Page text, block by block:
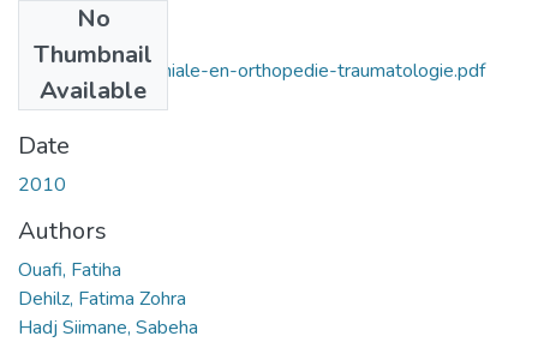
No
Thumbnail
Available
infection-nosocomiale-en-orthopedie-traumatologie.pdf
(29.35 MB)
Date
2010
Authors
Ouafi, Fatiha
Dehilz, Fatima Zohra
Hadj Siimane, Sabeha